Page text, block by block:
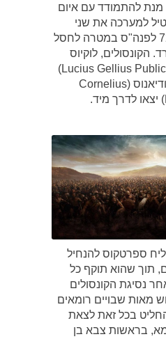
להתמודד עם איום
למערכה את שני
הקונסולים של שנת 72 לפנה"ס במטרה לחסל
הקונסולים, לוקיוס
גליוס פובליקולה (Lucius Gellius Publicola)
וקורנליוס לנטולוס קלודיאנוס (Cornelius
ספרטקוס להנחיל
תוך שהוא תוקף כל
נסיגת הקונסולים
מאות שבויים רומאים
בכל זאת לצאת
בראשות צבא בן